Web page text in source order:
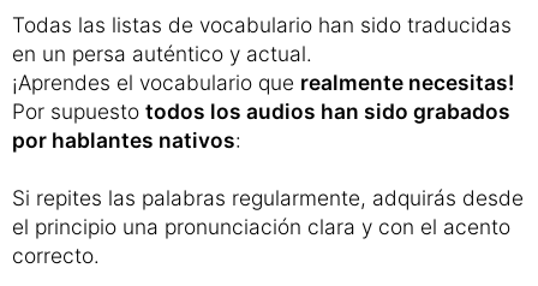
Todas las listas de vocabulario han sido traducidas
en un persa auténtico y actual.
¡Aprendes el vocabulario que realmente necesitas!
Por supuesto todos los audios han sido grabados
por hablantes nativos:
Si repites las palabras regularmente, adquirás desde
el principio una pronunciación clara y con el acento
correcto.